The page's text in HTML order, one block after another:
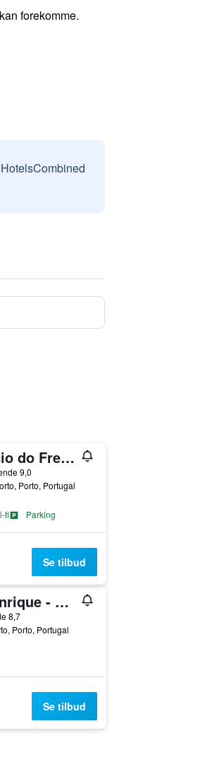
forekomme.
Pestana Palácio do Freixo, Porto
9,0
Porto, Portugal
fi Parking
Se tilbud
Hotel Dom Henrique - Downtown
8,7
Porto, Portugal
Se tilbud